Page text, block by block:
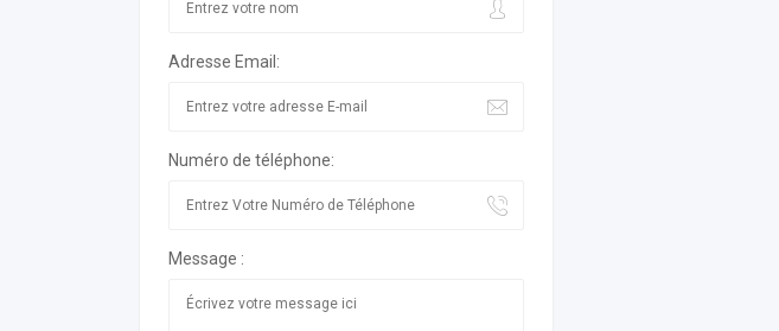
Adresse Email:
Numéro de téléphone:
Message :